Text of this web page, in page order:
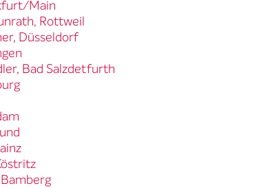
Main
Rottweil
Düsseldorf
Bad Salzdetfurth